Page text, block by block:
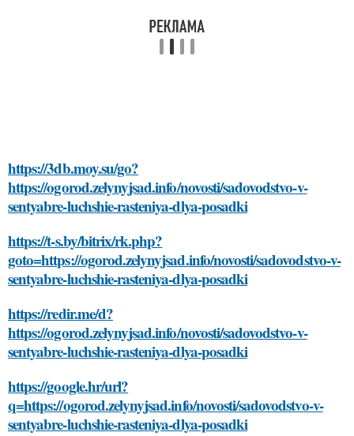
https://3db.moy.su/go?
https://ogorod.zelynyjsad.info/novosti/sadovodstvo-v-
sentyabre-luchshie-rasteniya-dlya-posadki
https://t-s.by/bitrix/rk.php?
goto=https://ogorod.zelynyjsad.info/novosti/sadovodstvo-v-
sentyabre-luchshie-rasteniya-dlya-posadki
https://redir.me/d?
https://ogorod.zelynyjsad.info/novosti/sadovodstvo-v-
sentyabre-luchshie-rasteniya-dlya-posadki
https://google.hr/url?
q=https://ogorod.zelynyjsad.info/novosti/sadovodstvo-v-
sentyabre-luchshie-rasteniya-dlya-posadki